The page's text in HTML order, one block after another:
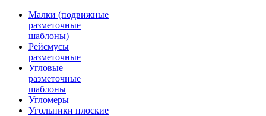
Малки (подвижные
разметочные
шаблоны)
Рейсмусы
разметочные
Угловые
разметочные
шаблоны
Угломеры
Угольники плоские